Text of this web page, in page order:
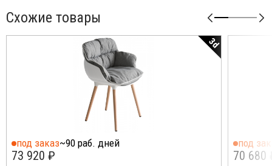
Схожие товары
3d
под заказ~90 раб. дней
73 920 ₽
под
70 680